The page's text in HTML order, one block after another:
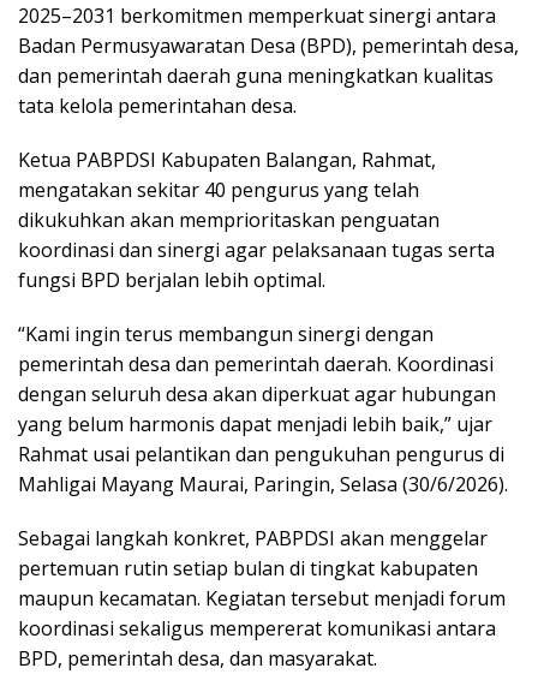
2025–2031 berkomitmen memperkuat sinergi antara
Badan Permusyawaratan Desa (BPD), pemerintah desa,
dan pemerintah daerah guna meningkatkan kualitas
tata kelola pemerintahan desa.
Ketua PABPDSI Kabupaten Balangan, Rahmat,
mengatakan sekitar 40 pengurus yang telah
dikukuhkan akan memprioritaskan penguatan
koordinasi dan sinergi agar pelaksanaan tugas serta
fungsi BPD berjalan lebih optimal.
“Kami ingin terus membangun sinergi dengan
pemerintah desa dan pemerintah daerah. Koordinasi
dengan seluruh desa akan diperkuat agar hubungan
yang belum harmonis dapat menjadi lebih baik,” ujar
Rahmat usai pelantikan dan pengukuhan pengurus di
Mahligai Mayang Maurai, Paringin, Selasa (30/6/2026).
Sebagai langkah konkret, PABPDSI akan menggelar
pertemuan rutin setiap bulan di tingkat kabupaten
maupun kecamatan. Kegiatan tersebut menjadi forum
koordinasi sekaligus mempererat komunikasi antara
BPD, pemerintah desa, dan masyarakat.